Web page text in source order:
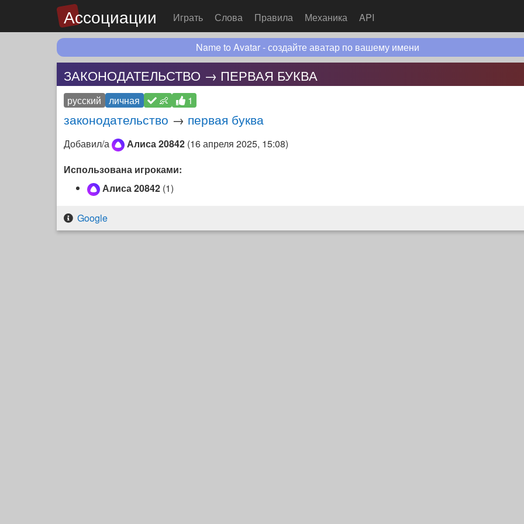
Ассоциации Играть Слова Правила Механика API
Name to Avatar - создайте аватар по вашему имени
ЗАКОНОДАТЕЛЬСТВО → ПЕРВАЯ БУКВА
русский личная 👶 1
законодательство → первая буква
Добавил/а Алиса 20842 (16 апреля 2025, 15:08)
Использована игроками:
Алиса 20842 (1)
Google